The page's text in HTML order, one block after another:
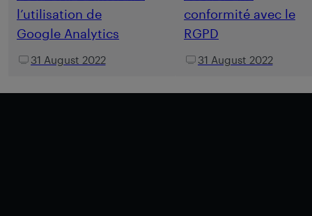
l’utilisation de
Google Analytics
31 August 2022
conformité avec le
RGPD
31 August 2022